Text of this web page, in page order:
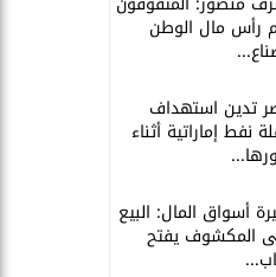
رأس مال الوطن
تدين استهداف
نفط إماراتية أثناء
أسواق المال: البيع
المكشوف يفتح